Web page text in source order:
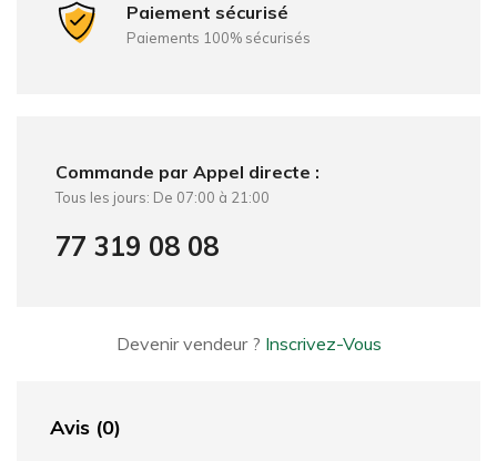
Paiement sécurisé
Paiements 100% sécurisés
Commande par Appel directe :
Tous les jours: De 07:00 à 21:00
77 319 08 08
Devenir vendeur ? Inscrivez-Vous
Avis (0)